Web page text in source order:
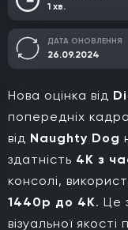
1 хв.
ДАТА ОНОВЛЕННЯ
26.09.2024
Нова оцінка від
попередніх
від Naughty Dog
здатність 4K з
консолі,
1440p до 4K. Це
візуальної